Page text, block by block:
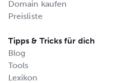
Domain kaufen
Preisliste
Tipps & Tricks für dich
Blog
Tools
Lexikon